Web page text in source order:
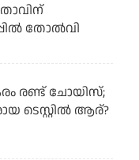
തോല്‍വി
രണ്ട് ചോയിസ്;
ടെസ്റ്റില്‍ ആര്?